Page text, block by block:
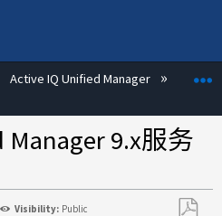
Active IQ Unified Manager
Manager 9.x服务
Visibility: Public